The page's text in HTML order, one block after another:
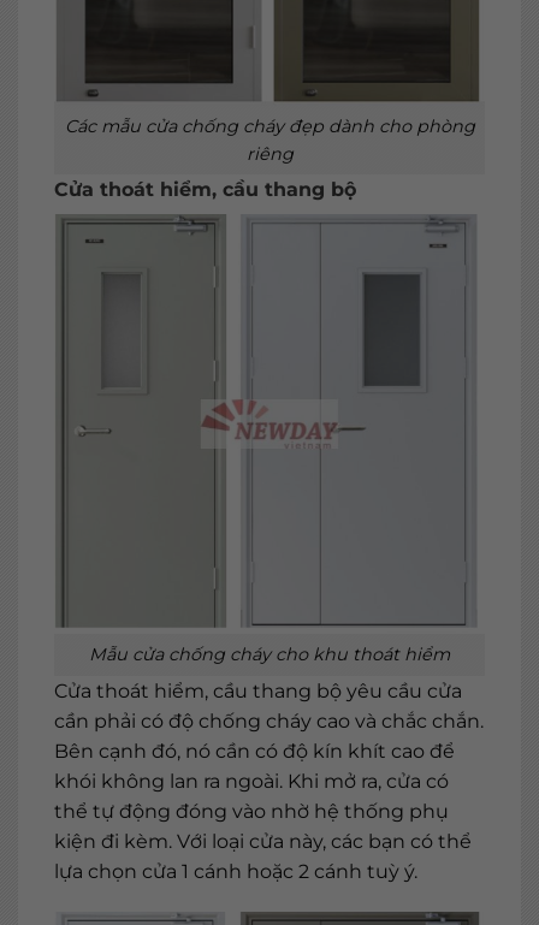
Các mẫu cửa chống cháy đẹp dành cho phòng
riêng
Cửa thoát hiểm, cầu thang bộ
Mẫu cửa chống cháy cho khu thoát hiểm
Cửa thoát hiểm, cầu thang bộ yêu cầu cửa
cần phải có độ chống cháy cao và chắc chắn.
Bên cạnh đó, nó cần có độ kín khít cao để
khói không lan ra ngoài. Khi mở ra, cửa có
thể tự động đóng vào nhờ hệ thống phụ
kiện đi kèm. Với loại cửa này, các bạn có thể
lựa chọn cửa 1 cánh hoặc 2 cánh tuỳ ý.